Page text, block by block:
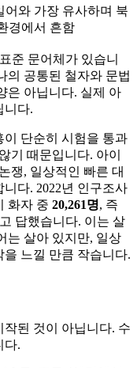
어와 가장 유사하며 북
경에서 흔함
준 문어체가 있습니
의 공통된 철자와 문법
은 아닙니다. 실제 아
니다.
단순히 시험을 통과
기 때문입니다. 아이
쟁, 일상적인 빠른 대
다. 2022년 인구조사
화자 중 20,261명, 즉
답했습니다. 이는 살
는 살아 있지만, 일상
느낄 만큼 작습니다.
된 것이 아닙니다. 수
다.